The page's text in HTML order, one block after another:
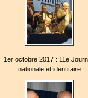
1er octobre 2017 : 11e
nationale et identitaire